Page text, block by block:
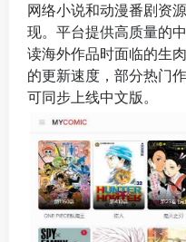
网络小说和动漫番剧资
现。平台提供高质量的
读海外作品时面临的生
的更新速度，部分热门
可同步上线中文版。